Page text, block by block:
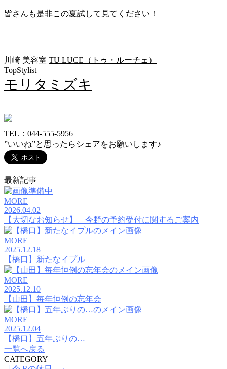
皆さんも是非この夏試して見てください！
川崎 美容室 TU LUCE（トゥ・ルーチェ）
TopStylist
モリタミズキ
TEL：044-555-5956
”いいね”と思ったらシェアをお願いします♪
最新記事
MORE
2026.04.02
【大切なお知らせ】 今野の予約受付に関するご案内
MORE
2025.12.18
【橋口】新たなイプル
MORE
2025.12.10
【山田】毎年恒例の忘年会
MORE
2025.12.04
【橋口】五年ぶりの…
一覧へ戻る
CATEGORY